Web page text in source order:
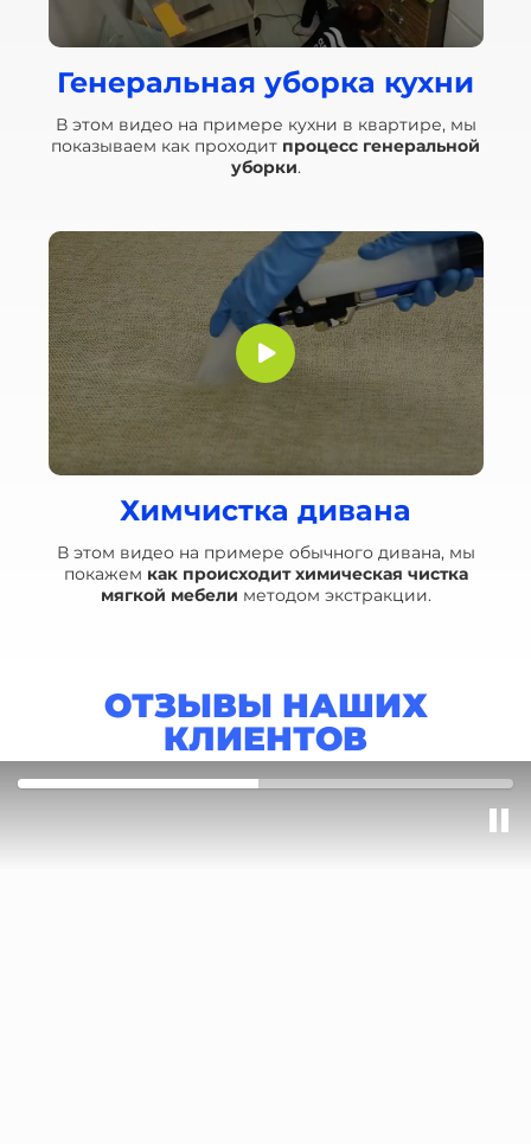
Генеральная уборка кухни
В этом видео на примере кухни в квартире, мы
показываем как проходит процесс генеральной
уборки.
Химчистка дивана
В этом видео на примере обычного дивана, мы
покажем как происходит химическая чистка
мягкой мебели методом экстракции.
ОТЗЫВЫ НАШИХ
КЛИЕНТОВ